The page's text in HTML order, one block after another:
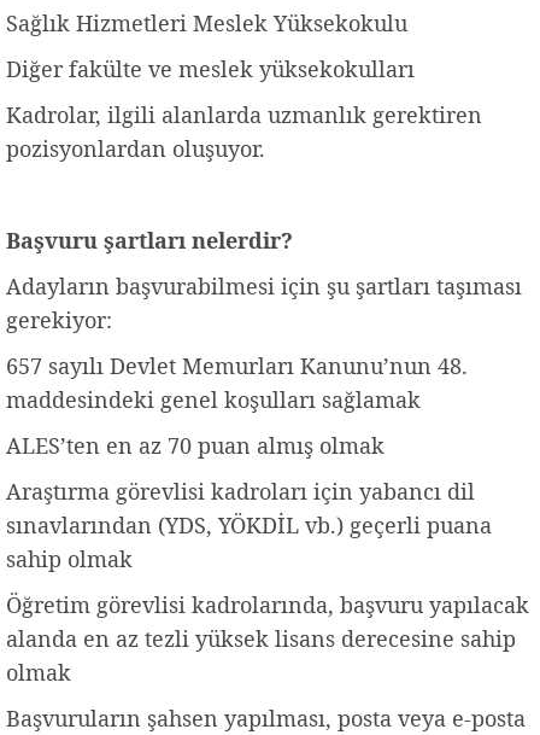
Sağlık Hizmetleri Meslek Yüksekokulu
Diğer fakülte ve meslek yüksekokulları
Kadrolar, ilgili alanlarda uzmanlık gerektiren
pozisyonlardan oluşuyor.
Başvuru şartları nelerdir?
Adayların başvurabilmesi için şu şartları taşıması
gerekiyor:
657 sayılı Devlet Memurları Kanunu’nun 48.
maddesindeki genel koşulları sağlamak
ALES’ten en az 70 puan almış olmak
Araştırma görevlisi kadroları için yabancı dil
sınavlarından (YDS, YÖKDİL vb.) geçerli puana
sahip olmak
Öğretim görevlisi kadrolarında, başvuru yapılacak
alanda en az tezli yüksek lisans derecesine sahip
olmak
Başvuruların şahsen yapılması, posta veya e-posta